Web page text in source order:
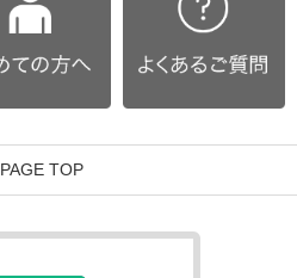
PAGE TOP